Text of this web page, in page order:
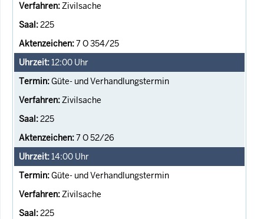
Zivilsache
225
7 O 354/25
12:00 Uhr
Güte- und Verhandlungstermin
Zivilsache
225
7 O 52/26
14:00 Uhr
Güte- und Verhandlungstermin
Zivilsache
225